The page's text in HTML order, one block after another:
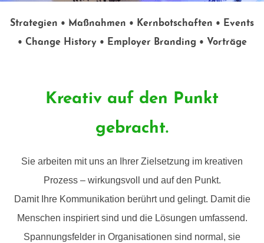
Kreativ auf den Punkt
gebracht.
Strategien • Maßnahmen • Kernbotschaften • Events
• Change History • Employer Branding • Vorträge
Sie arbeiten mit uns an Ihrer Zielsetzung im kreativen
Prozess – wirkungsvoll und auf den Punkt.
Damit Ihre Kommunikation berührt und gelingt. Damit die
Menschen inspiriert sind und die Lösungen umfassend.
Spannungsfelder in Organisationen sind normal, sie